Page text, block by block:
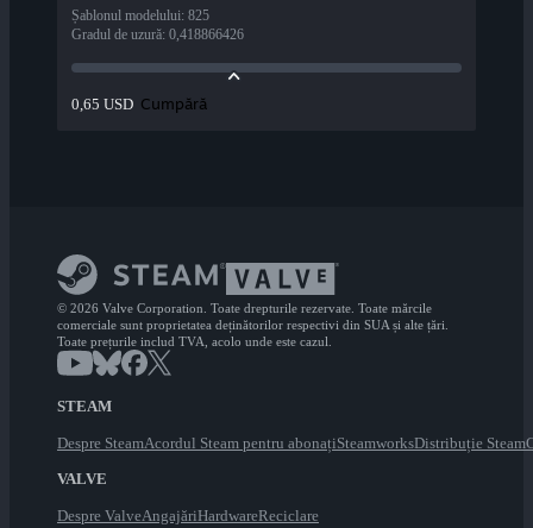
Șablonul modelului: 825
Gradul de uzură: 0,418866426
0,65 USD Cumpără
© 2026 Valve Corporation. Toate drepturile rezervate. Toate mărcile
comerciale sunt proprietatea deținătorilor respectivi din SUA și alte țări.
Toate prețurile includ TVA, acolo unde este cazul.
STEAM
Despre SteamAcordul Steam pentru abonațiSteamworksDistribuție Steam
VALVE
Despre ValveAngajăriHardwareReciclare